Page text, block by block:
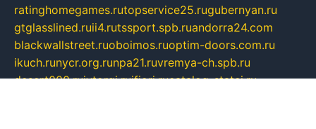
ratinghomegames.rutopservice25.rugubernyan.ru
gtglasslined.ruii4.rutssport.spb.ruandorra24.com
blackwallstreet.ruoboimos.ruoptim-doors.com.ru
ikuch.runycr.org.runpa21.ruvremya-ch.spb.ru
desert000.ruivtorgi.ruifiori.rucatalog-statei.ru